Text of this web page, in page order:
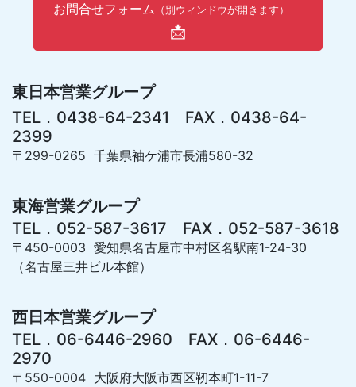
お問合せフォーム （別ウィンドウが開きます）
📩
東日本営業グループ
TEL．0438-64-2341 FAX．0438-64-
2399
〒299-0265 千葉県袖ケ浦市長浦580-32
東海営業グループ
TEL．052-587-3617 FAX．052-587-3618
〒450-0003 愛知県名古屋市中村区名駅南1-24-30
（名古屋三井ビル本館）
西日本営業グループ
TEL．06-6446-2960 FAX．06-6446-
2970
〒550-0004 大阪府大阪市西区靭本町1-11-7